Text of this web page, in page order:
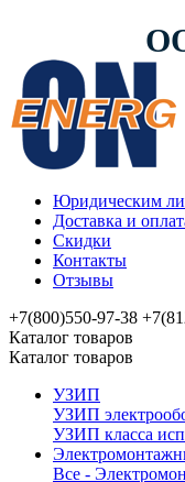
Юридическим
Доставка и
Скидки
Контакты
Отзывы
+7(800)550-97-38
Каталог товаров
Каталог товаров
УЗИП
УЗИП
УЗИП клaссa
Все -